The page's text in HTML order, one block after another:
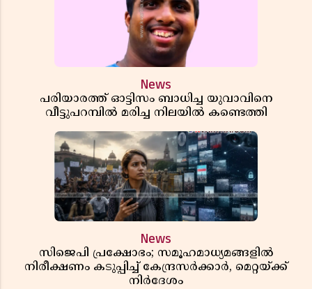
News
പരിയാരത്ത് ഓട്ടിസം ബാധിച്ച യുവാവിനെ
വീട്ടുപറമ്പിൽ മരിച്ച നിലയിൽ കണ്ടെത്തി
News
സിജെപി പ്രക്ഷോഭം; സമൂഹമാധ്യമങ്ങളിൽ
നിരീക്ഷണം കടുപ്പിച്ച് കേന്ദ്രസർക്കാർ, മെറ്റയ്ക്ക്
നിർദേശം